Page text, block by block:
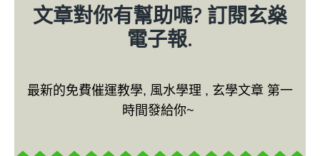
文章對你有幫助嗎? 訂閱玄燊
電子報.
最新的免費催運教學, 風水學理 , 玄學文章 第一
時間發給你~